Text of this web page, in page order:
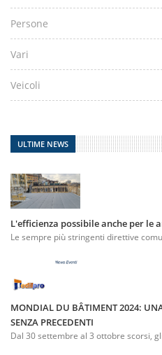
Persone
Vari
Veicoli
ULTIME NEWS
L'efficienza possibile anche per le
Le sempre più stringenti direttive
MONDIAL DU BÂTIMENT 2024:
SENZA PRECEDENTI
Dal 30 settembre al 3 ottobre scorsi,